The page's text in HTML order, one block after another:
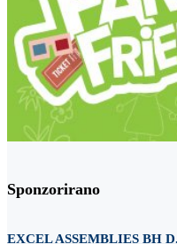
Sponzorirano
EXCEL ASSEMBLIES BH